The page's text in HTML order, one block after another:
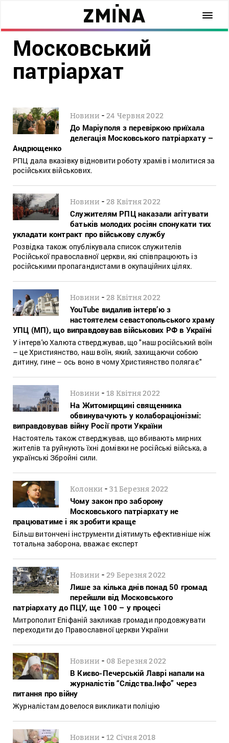
Московський
патріархат
Новини -24 Червня 2022
До Маріуполя з перевіркою приїхала
делегація Московського патріархату –
Андрющенко
РПЦ дала вказівку відновити роботу храмів і молитися за
російських військових.
Новини -28 Квітня 2022
Служителям РПЦ наказали агітувати
батьків молодих росіян спонукати тих
укладати контракт про військову службу
Розвідка також опублікувала список служителів
Російської православної церкви, які співпрацюють із
російськими пропагандистами в окупаційних цілях.
Новини -28 Квітня 2022
YouTube видалив інтерв’ю з
настоятелем севастопольського храму
УПЦ (МП), що виправдовував військових РФ в Україні
У інтерв'ю Халюта стверджував, що "наш російський воїн
– це Християнство, наш воїн, який, захищаючи собою
дитину, гине – ось воно в чому Християнство полягає"
Новини -18 Квітня 2022
На Житомирщині священника
обвинувачують у колабораціонізмі:
виправдовував війну Росії проти України
Настоятель також стверджував, що вбивають мирних
жителів та руйнують їхні домівки не російські війська, а
українські Збройні сили.
Колонки -31 Березня 2022
Чому закон про заборону
Московського патріархату не
працюватиме і як зробити краще
Більш витончені інструменти діятимуть ефективніше ніж
тотальна заборона, вважає експерт
Новини -29 Березня 2022
Лише за кілька днів понад 50 громад
перейшли від Московського
патріархату до ПЦУ, ще 100 – у процесі
Митрополит Епіфаній закликав громади продовжувати
переходити до Православної церкви України
Новини - 08 Березня 2022
В Києво-Печерській Лаврі напали на
журналістів “Слідства.Інфо” через
питання про війну
Журналістам довелося викликати поліцію
Новини -12 Січня 2018